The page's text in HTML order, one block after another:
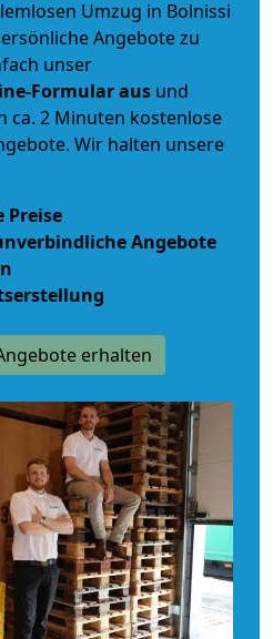
Umzug in Bolnissi
Angebote zu
unser
Formular aus und
ca. 2 Minuten kostenlose
Wir halten unsere
Preise
Angebote
erhalten